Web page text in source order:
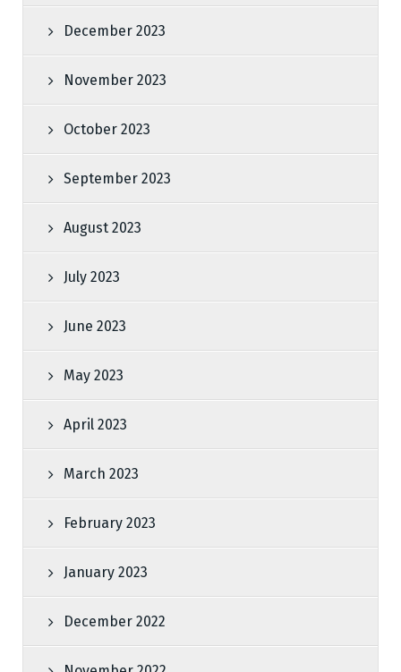
December 2023
November 2023
October 2023
September 2023
August 2023
July 2023
June 2023
May 2023
April 2023
March 2023
February 2023
January 2023
December 2022